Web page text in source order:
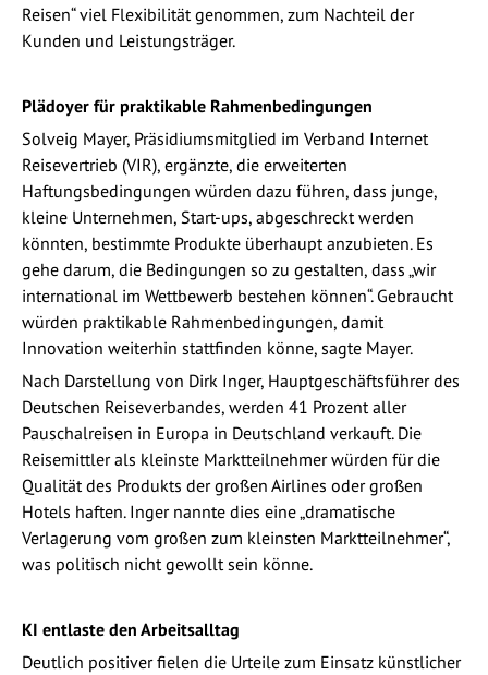
Reisen“ viel Flexibilität genommen, zum Nachteil der
Kunden und Leistungsträger.
Plädoyer für praktikable Rahmenbedingungen
Solveig Mayer, Präsidiumsmitglied im Verband Internet
Reisevertrieb (VIR), ergänzte, die erweiterten
Haftungsbedingungen würden dazu führen, dass junge,
kleine Unternehmen, Start-ups, abgeschreckt werden
könnten, bestimmte Produkte überhaupt anzubieten. Es
gehe darum, die Bedingungen so zu gestalten, dass „wir
international im Wettbewerb bestehen können“. Gebraucht
würden praktikable Rahmenbedingungen, damit
Innovation weiterhin stattfinden könne, sagte Mayer.
Nach Darstellung von Dirk Inger, Hauptgeschäftsführer des
Deutschen Reiseverbandes, werden 41 Prozent aller
Pauschalreisen in Europa in Deutschland verkauft. Die
Reisemittler als kleinste Marktteilnehmer würden für die
Qualität des Produkts der großen Airlines oder großen
Hotels haften. Inger nannte dies eine „dramatische
Verlagerung vom großen zum kleinsten Marktteilnehmer“,
was politisch nicht gewollt sein könne.
KI entlaste den Arbeitsalltag
Deutlich positiver fielen die Urteile zum Einsatz künstlicher